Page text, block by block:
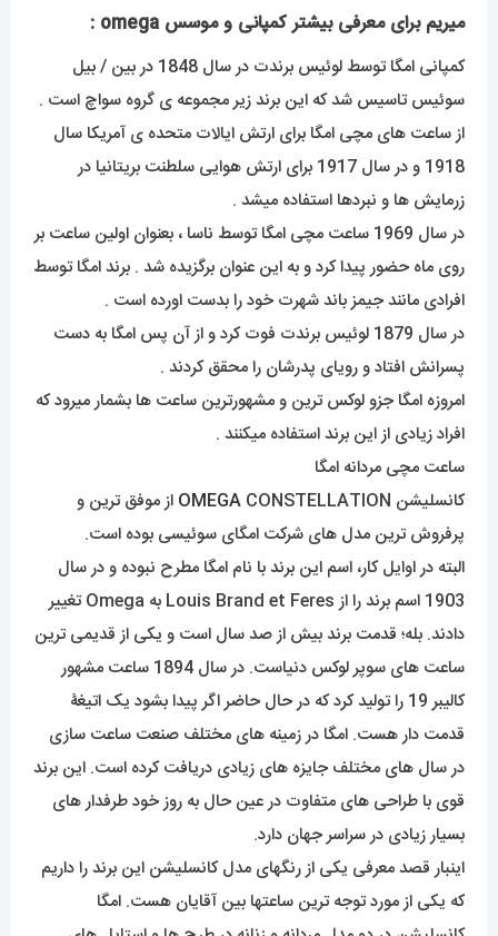
میریم برای معرفی بیشتر کمپانی و موسس omega :
کمپانی امگا توسط لوئیس برندت در سال 1848 در بین / بیل
سوئیس تاسیس شد که این برند زیر مجموعه ی گروه سواچ است .
از ساعت های مچی امگا برای ارتش ایالات متحده ی آمریکا سال
1918 و در سال 1917 برای ارتش هوایی سلطنت بریتانیا در
زرمایش ها و نبردها استفاده میشد .
در سال 1969 ساعت مچی امگا توسط ناسا ، بعنوان اولین ساعت بر
روی ماه حضور پیدا کرد و به این عنوان برگزیده شد . برند امگا توسط
افرادی مانند جیمز باند شهرت خود را بدست اورده است .
در سال 1879 لوئیس برندت فوت کرد و از آن پس امگا به دست
پسرانش افتاد و رویای پدرشان را محقق کردند .
امروزه امگا جزو لوکس ترین و مشهورترین ساعت ها بشمار میرود که
افراد زیادی از این برند استفاده میکنند .
ساعت مچی مردانه امگا
کانسلیشن
OMEGA CONSTELLATION از موفق ترین و
پرفروش ترین مدل های شرکت امگای سوئیسی بوده است.
البته در اوایل کار، اسم این برند با نام امگا مطرح نبوده و در سال
1903 اسم برند را از Louis Brand et Feres به Omega تغییر
دادند. بله؛ قدمت برند بیش از صد سال است و یکی از قدیمی ترین
ساعت های سوپر لوکس دنیاست. در سال 1894 ساعت مشهور
کالیبر 19 را تولید کرد که در حال حاضر اگر پیدا بشود یک اتیغۀ
قدمت دار هست. امگا در زمینه های مختلف صنعت ساعت سازی
در سال های مختلف جایزه های زیادی دریافت کرده است. این برند
قوی با طراحی های متفاوت در عین حال به روز خود طرفدار های
بسیار زیادی در سراسر جهان دارد.
اینبار قصد معرفی یکی از رنگهای مدل کانسلیشن این برند را داریم
که یکی از مورد توجه ترین ساعتها بین آقایان هست. امگا